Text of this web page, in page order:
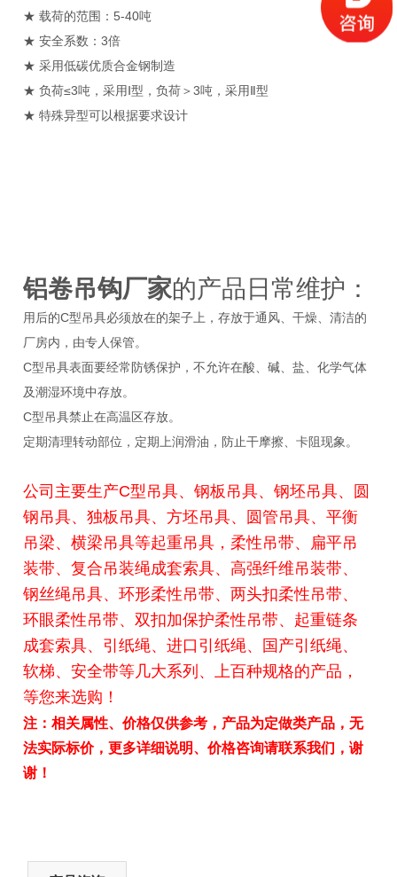
★ 载荷的范围：5-40吨
★ 安全系数：3倍
★ 采用低碳优质合金钢制造
★ 负荷≤3吨，采用Ⅰ型，负荷＞3吨，采用Ⅱ型
★ 特殊异型可以根据要求设计
铝卷吊钩厂家的产品日常维护：
用后的C型吊具必须放在的架子上，存放于通风、干燥、清洁的
厂房内，由专人保管。
C型吊具表面要经常防锈保护，不允许在酸、碱、盐、化学气体
及潮湿环境中存放。
C型吊具禁止在高温区存放。
定期清理转动部位，定期上润滑油，防止干摩擦、卡阻现象。
公司主要生产C型吊具、钢板吊具、钢坯吊具、圆
钢吊具、独板吊具、方坯吊具、圆管吊具、平衡
吊梁、横梁吊具等起重吊具，柔性吊带、扁平吊
装带、复合吊装绳成套索具、高强纤维吊装带、
钢丝绳吊具、环形柔性吊带、两头扣柔性吊带、
环眼柔性吊带、双扣加保护柔性吊带、起重链条
成套索具、引纸绳、进口引纸绳、国产引纸绳、
软梯、安全带等几大系列、上百种规格的产品，
等您来选购！
注：相关属性、价格仅供参考，产品为定做类产品，无
法实际标价，更多详细说明、价格咨询请联系我们，谢
谢！